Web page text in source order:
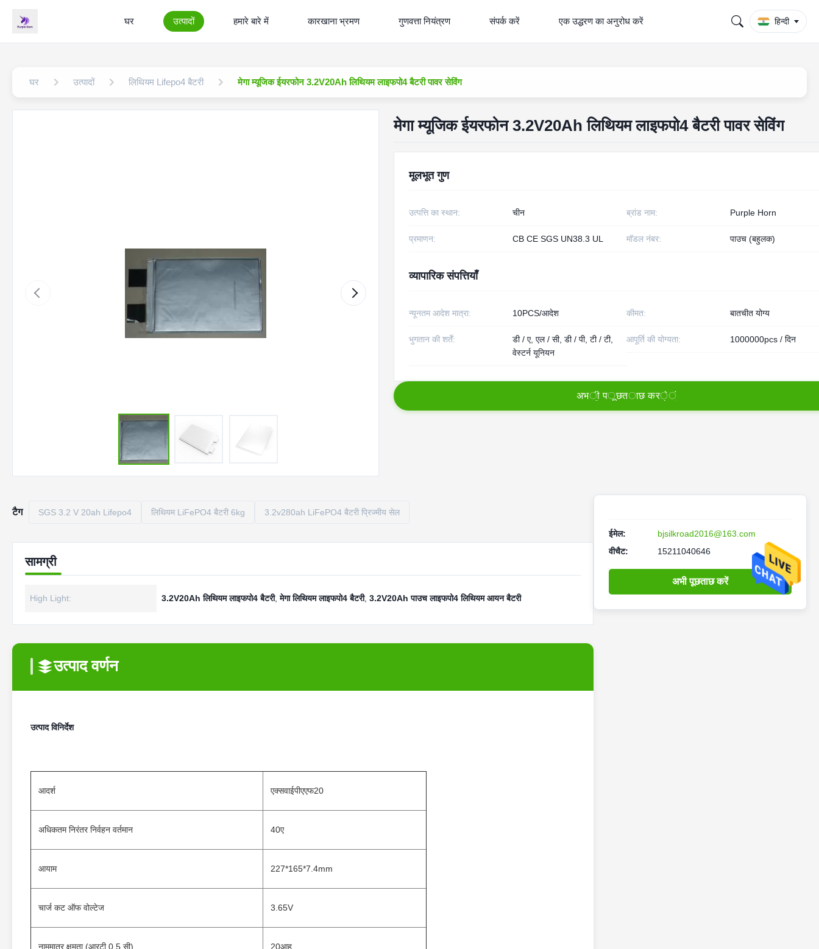
घर उत्पादों हमारे बारे में कारखाना भ्रमण गुणवत्ता नियंत्रण संपर्क करें एक उद्धरण का अनुरोध करें हिन्दी
घर उत्पादों लिथियम Lifepo4 बैटरी मेगा म्यूजिक ईयरफोन 3.2V20Ah लिथियम लाइफपो4 बैटरी पावर सेविंग
मेगा म्यूजिक ईयरफोन 3.2V20Ah लिथियम लाइफपो4 बैटरी पावर सेविंग
मूलभूत गुण
उत्पत्ति का स्थान: चीन ब्रांड नाम: Purple Horn
प्रमाणन: CB CE SGS UN38.3 UL मॉडल नंबर: पाउच (बहुलक)
व्यापारिक संपत्तियाँ
न्यूनतम आदेश मात्रा: 10PCS/आदेश कीमत: बातचीत योग्य
भुगतान की शर्तें:
डी / ए, एल / सी, डी / पी, टी / टी,
वेस्टर्न यूनियन
आपूर्ति की योग्यता: 1000000pcs / दिन
अभी पूछताछ करें
टैग SGS 3.2 V 20ah Lifepo4 लिथियम LiFePO4 बैटरी 6kg 3.2v280ah LiFePO4 बैटरी प्रिज्मीय सेल
सामग्री
High Light: 3.2V20Ah लिथियम लाइफपो4 बैटरी,मेगा लिथियम लाइफपो4 बैटरी, 3.2V20Ah पाउच लाइफपो4 लिथियम आयन बैटरी
उत्पाद वर्णन
उत्पाद विनिर्देश
आदर्श एक्सवाईपीएएफ20
अधिकतम निरंतर निर्वहन वर्तमान 40ए
आयाम 227*165*7.4mm
चार्ज कट ऑफ वोल्टेज 3.65V
नाममात्र क्षमता (आरटी 0.5 सी) 20आह
ईमेल:
bjsilkroad2016@163.com
वीचैट:
15211040646
अभी पूछताछ करें